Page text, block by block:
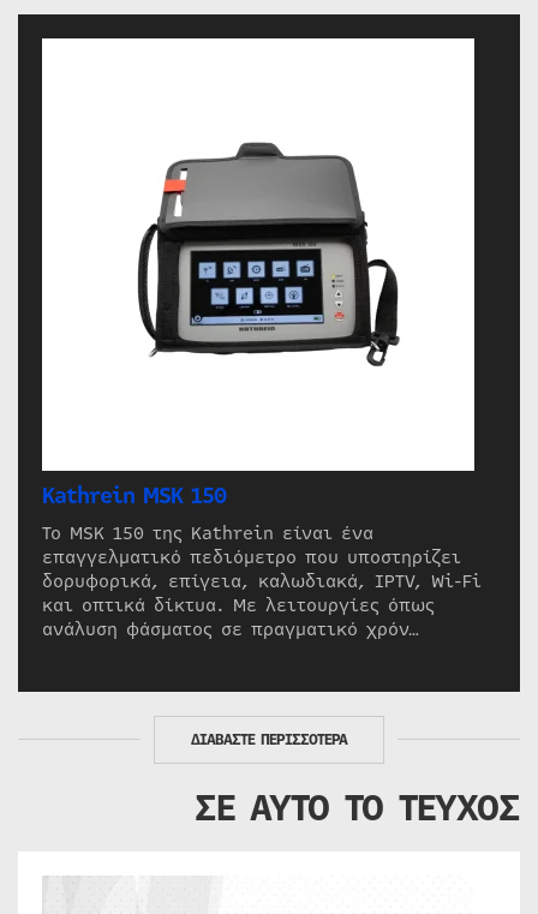
Kathrein MSK 150
Το MSK 150 της Kathrein είναι ένα
επαγγελματικό πεδιόμετρο που υποστηρίζει
δορυφορικά, επίγεια, καλωδιακά, IPTV, Wi-Fi
και οπτικά δίκτυα. Με λειτουργίες όπως
ανάλυση φάσματος σε πραγματικό χρόν…
ΔΙΑΒΑΣΤΕ ΠΕΡΙΣΣΟΤΕΡΑ
ΣΕ ΑΥΤΟ ΤΟ ΤΕΥΧΟΣ